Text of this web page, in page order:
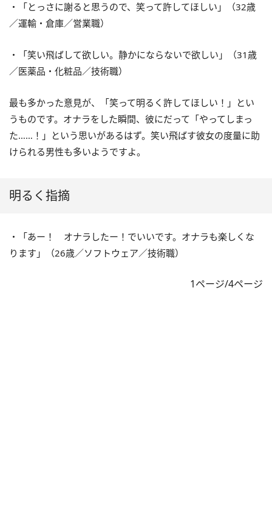
・「とっさに謝ると思うので、笑って許してほしい」（32歳
／運輸・倉庫／営業職）
・「笑い飛ばして欲しい。静かにならないで欲しい」（31歳
／医薬品・化粧品／技術職）
最も多かった意見が、「笑って明るく許してほしい！」とい
うものです。オナラをした瞬間、彼にだって「やってしまっ
た……！」という思いがあるはず。笑い飛ばす彼女の度量に助
けられる男性も多いようですよ。
明るく指摘
・「あー！ オナラしたー！でいいです。オナラも楽しくな
ります」（26歳／ソフトウェア／技術職）
1ページ/4ページ